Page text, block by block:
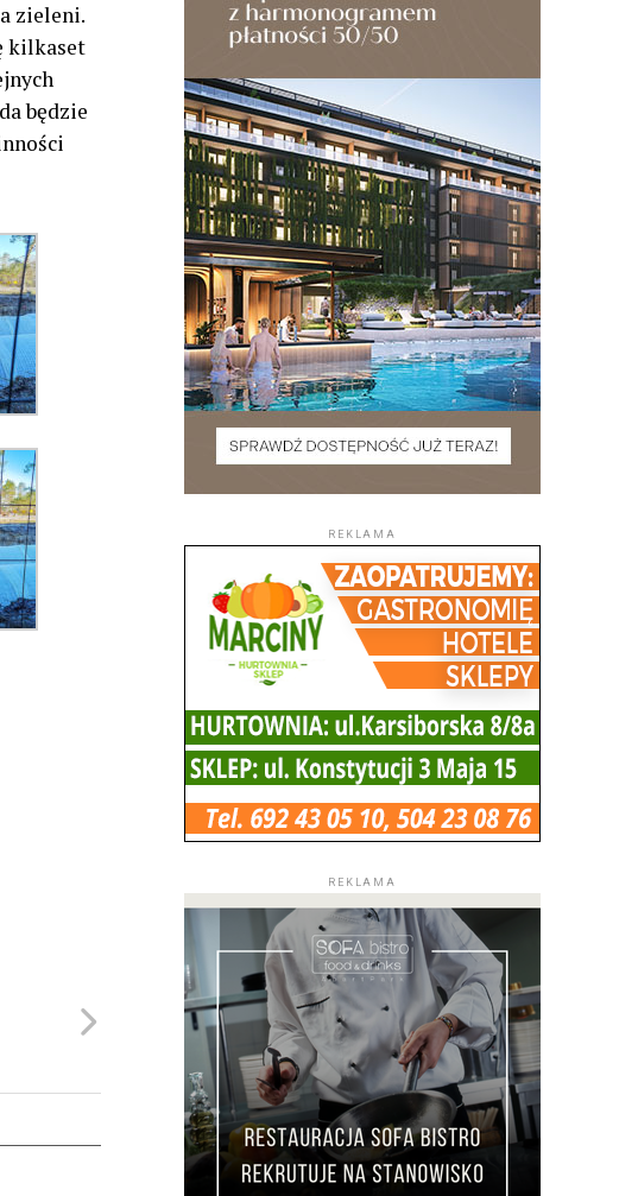
zieleni.
kilkaset
będzie
REKLAMA
REKLAMA